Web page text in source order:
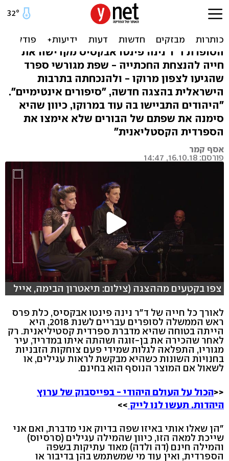
לא רק יידיש: השפה היהודית
הנכחדת של צפון מרוקו
הסופרת ד"ר נינה פינטו אבקסיס מקדישה את
חייה להנצחת החכתייה - שפת מגורשי ספרד
שהגיעו לצפון מרוקו - ולהנכחתה בתרבות
הישראלית בהצגה חדשה, "סיפורים אינטימיים".
"היהודים התביישו בה עוד במרוקו, כיוון שהיא
סימנה את שפתם של הבורים שלא אימצו את
הספרדית הקסטליאנית"
אסף קמר
פורסם: 16.10.18, 14:47
צפו בקטעים מההצגה (צילום: תיאטרון הבימה, אייל
בן-יעיש)
לאורך כל חייה של ד"ר נינה פינטו אבקסיס, כלת פרס
ראש הממשלה לסופרים עבריים לשנת 2018, היא
הייתה בטוחה שהיא מדברת ספרדית קסטיליאנית. רק
לאחר שהכירה את בן-זוגה ושהתה איתו במדריד, עיר
מגוריו, התפלאה לגלות שמידי פעם צוחקות הזבניות
בחנויות השונות כשהיא מבקשת לראות עגילים, או
לשאול אם המוצר הנוסף הוא בחינם.
<<הכול על העולם היהודי - בפייסבוק של ערוץ
היהדות. תעשו לנו לייק >>
"הן שאלו אותי באיזו שפה בדיוק אני מדברת, ואם אני
שייכת למאה הזו, כיוון שהמילה עגילים (סרסיוס)
והמילה חינם (דה ולדה) מאוד עתיקות בשפה
הספרדית, ואין עוד מי שמשתמש בהן בדיבור או